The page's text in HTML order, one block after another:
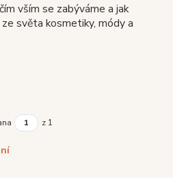
vším se zabýváme a jak
světa kosmetiky, módy a
z 1